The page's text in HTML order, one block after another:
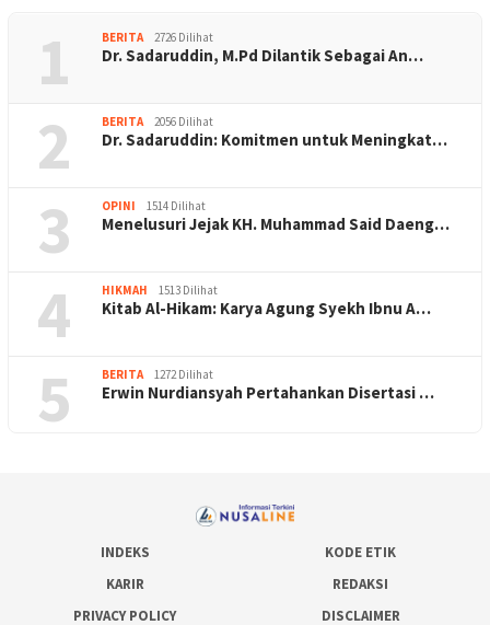
1 BERITA 2726 Dilihat
Dr. Sadaruddin, M.Pd Dilantik Sebagai An…
2 BERITA 2056 Dilihat
Dr. Sadaruddin: Komitmen untuk Meningkat…
3 OPINI 1514 Dilihat
Menelusuri Jejak KH. Muhammad Said Daeng…
4 HIKMAH 1513 Dilihat
Kitab Al-Hikam: Karya Agung Syekh Ibnu A…
5 BERITA 1272 Dilihat
Erwin Nurdiansyah Pertahankan Disertasi …
INDEKS
KODE ETIK
KARIR
REDAKSI
PRIVACY POLICY
DISCLAIMER